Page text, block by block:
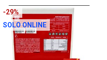
-29%
SOLO ONLINE